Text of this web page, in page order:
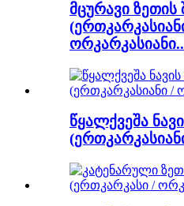
მცურავი ზეთის
წყალქვეშა